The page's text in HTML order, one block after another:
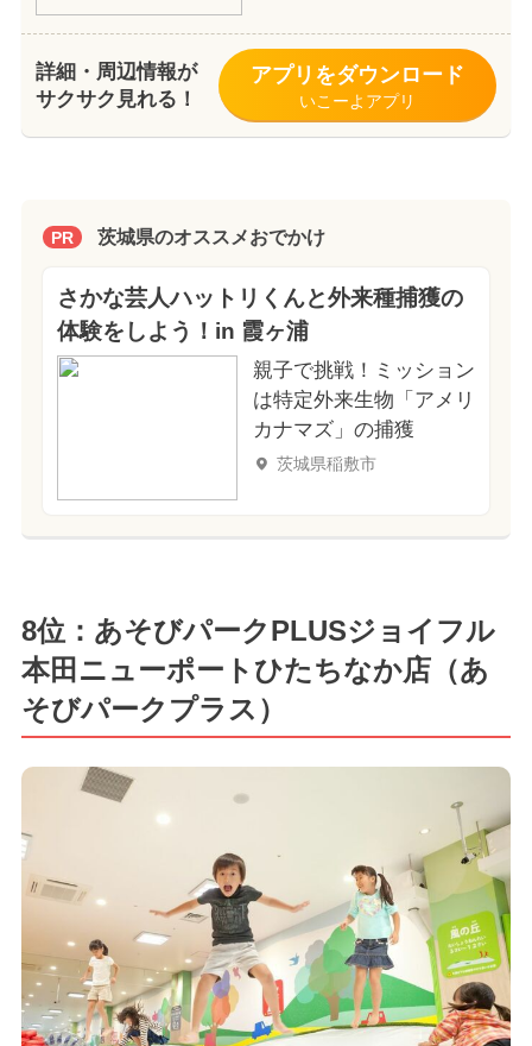
詳細・周辺情報が
サクサク見れる！
アプリをダウンロード
いこーよアプリ
PR 茨城県のオススメおでかけ
さかな芸人ハットリくんと外来種捕獲の
体験をしよう！in 霞ヶ浦
親子で挑戦！ミッション
は特定外来生物「アメリ
カナマズ」の捕獲
茨城県稲敷市
8位：あそびパークPLUSジョイフル
本田ニューポートひたちなか店（あ
そびパークプラス）